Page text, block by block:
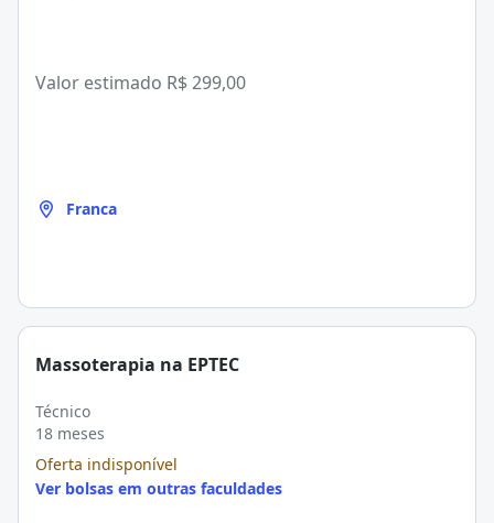
Valor estimado R$ 299,00
Franca
Massoterapia na EPTEC
Técnico
18 meses
Oferta indisponível
Ver bolsas em outras faculdades